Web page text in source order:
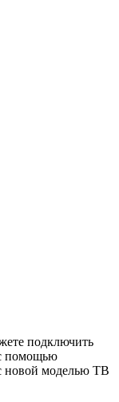
подключить
помощью
новой моделью ТВ